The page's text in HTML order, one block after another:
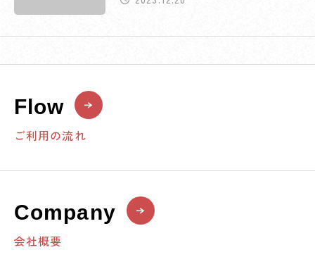
Flow
ご利用の流れ
Company
会社概要